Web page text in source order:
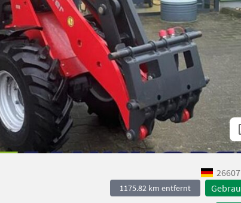
26607
1175.82 km entfernt